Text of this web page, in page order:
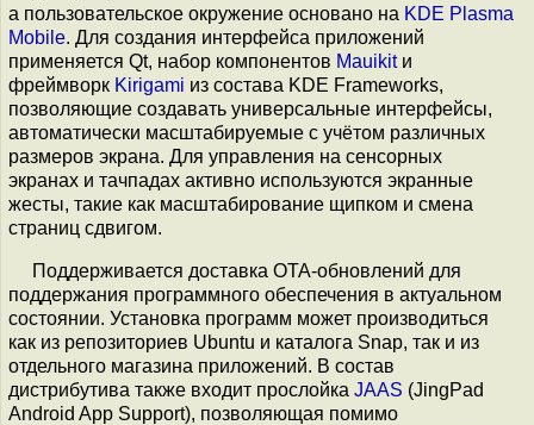
а пользовательское окружение основано на KDE Plasma
Mobile. Для создания интерфейса приложений
применяется Qt, набор компонентов Mauikitи
фреймворк Kirigami из состава KDE Frameworks,
позволяющие создавать универсальные интерфейсы,
автоматически масштабируемые с учётом различных
размеров экрана. Для управления на сенсорных
экранах и тачпадах активно используются экранные
жесты, такие как масштабирование щипком и смена
страниц сдвигом.
Поддерживается доставка OTA-обновлений для
поддержания программного обеспечения в актуальном
состоянии. Установка программ может производиться
как из репозиториев Ubuntu и каталога Snap, так и из
отдельного магазина приложений. В состав
дистрибутива также входит прослойка JAAS (JingPad
Android App Support), позволяющая помимо